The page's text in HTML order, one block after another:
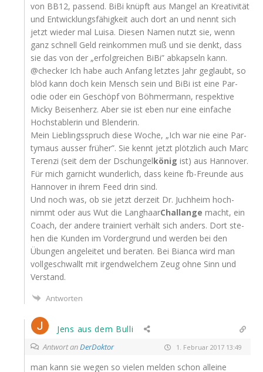
von BB12, pas­send. BiBi knüpft aus Man­gel an Krea­ti­vi­tät
und Ent­wick­lungs­fä­hig­keit auch dort an und nennt sich
jetzt wie­der mal Lui­sa. Die­sen Namen nutzt sie, wenn
ganz schnell Geld rein­kom­men muß und sie denkt, dass
sie das von der „erfolg­rei­chen BiBi” abkap­seln kann.
@checker Ich habe auch Anfang letz­tes Jahr geglaubt, so
blöd kann doch kein Mensch sein und BiBi ist eine Par­
odie oder ein Geschöpf von Böh­mer­mann, respek­ti­ve
Micky Bei­sen­herz. Aber sie ist eben nur eine ein­fa­che
Hochs­ta­ble­rin und Blenderin.
Mein Lieb­lings­spruch die­se Woche, „Ich war nie eine Par­
ty­maus aus­ser frü­her”. Sie kennt jetzt plötz­lich auch Marc
Teren­zi (seit dem der Dschun­gelkönig ist) aus Han­no­ver.
Für mich gar­nicht wun­der­lich, dass kei­ne fb-Freun­de aus
Han­no­ver in ihrem Feed drin sind.
Und noch was, ob sie jetzt der­zeit Dr. Juch­heim hoch­
nimmt oder aus Wut die Lang­haarChallan­ge macht, ein
Coach, der ande­re trai­niert ver­hält sich anders. Dort ste­
hen die Kun­den im Vor­der­grund und wer­den bei den
Übun­gen ange­lei­tet und bera­ten. Bei Bian­ca wird man
voll­ge­schwallt mit irgend­wel­chem Zeug ohne Sinn und
Verstand.
Antworten
Jens aus dem Bulli
Antwort anDerDoktor 1. Februar 2017 13:49
man kann sie wegen so vie­len mel­den schon allei­ne